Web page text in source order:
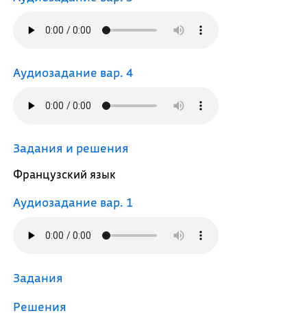
Аудиозадание вар. 4
Задания и решения
Французский язык
Аудиозадание вар. 1
Задания
Решения